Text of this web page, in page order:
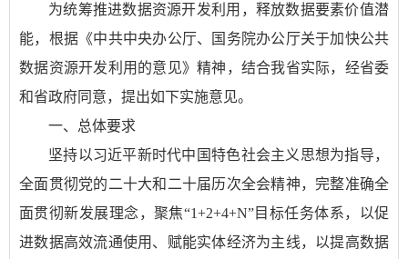
为统筹推进数据资源开发利用，释放数据要素价值潜
能，根据《中共中央办公厅、国务院办公厅关于加快公共
数据资源开发利用的意见》精神，结合我省实际，经省委
和省政府同意，提出如下实施意见。
一、总体要求
坚持以习近平新时代中国特色社会主义思想为指导，
全面贯彻党的二十大和二十届历次全会精神，完整准确全
面贯彻新发展理念，聚焦“1+2+4+N”目标任务体系，以促
进数据高效流通使用、赋能实体经济为主线，以提高数据